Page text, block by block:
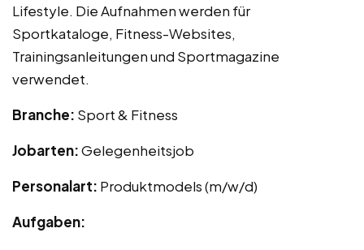
Lifestyle. Die Aufnahmen werden für
Sportkataloge, Fitness-Websites,
Trainingsanleitungen und Sportmagazine
verwendet.
Branche: Sport & Fitness
Jobarten:Gelegenheitsjob
Personalart: Produktmodels (m/w/d)
Aufgaben: